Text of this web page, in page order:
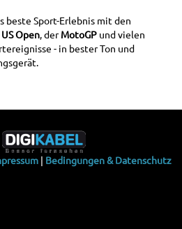
beste Sport-Erlebnis mit den
US Open, derMotoGP und vielen
- in bester Ton und
| Bedingungen & Datenschutz